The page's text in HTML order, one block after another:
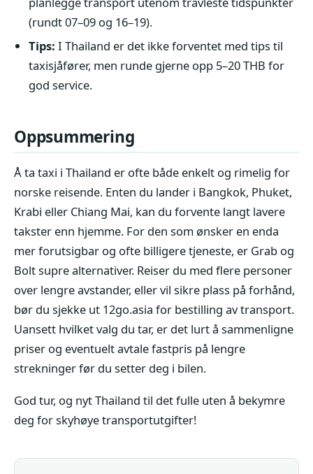
(rundt 07–09 og 16–19).
Tips: I Thailand er det ikke forventet med tips til
taxisjåfører, men runde gjerne opp 5–20 THB for
god service.
Oppsummering
Å ta taxi i Thailand er ofte både enkelt og rimelig for
norske reisende. Enten du lander i Bangkok, Phuket,
Krabi eller Chiang Mai, kan du forvente langt lavere
takster enn hjemme. For den som ønsker en enda
mer forutsigbar og ofte billigere tjeneste, er Grab og
Bolt supre alternativer. Reiser du med flere personer
over lengre avstander, eller vil sikre plass på forhånd,
bør du sjekke ut 12go.asia for bestilling av transport.
Uansett hvilket valg du tar, er det lurt å sammenligne
priser og eventuelt avtale fastpris på lengre
strekninger før du setter deg i bilen.
God tur, og nyt Thailand til det fulle uten å bekymre
deg for skyhøye transportutgifter!